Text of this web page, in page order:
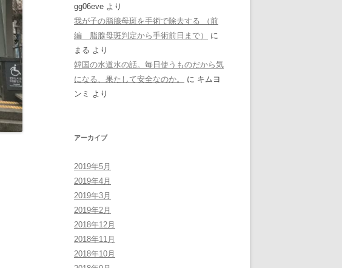
gg06eve より
我が子の脂腺母斑を手術で除去する （前
編 脂腺母斑判定から手術前日まで）
に
まる より
韓国の水道水の話。毎日使うものだから気
になる、果たして安全なのか。
に キムヨ
ンミ より
アーカイブ
2019年5月
2019年4月
2019年3月
2019年2月
2018年12月
2018年11月
2018年10月